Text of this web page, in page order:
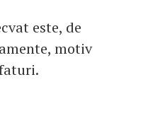
este, de
motiv